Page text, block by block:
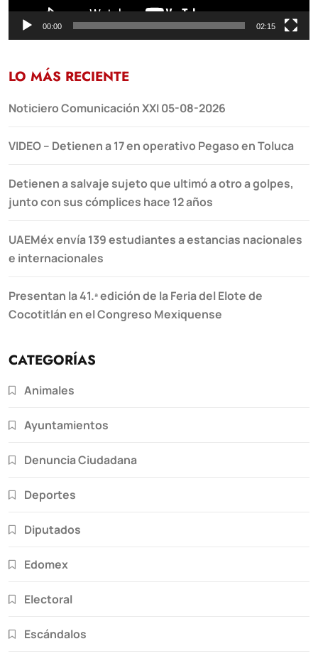
00:00 02:15
LO MÁS RECIENTE
Noticiero Comunicación XXI 05-08-2026
VIDEO – Detienen a 17 en operativo Pegaso en Toluca
Detienen a salvaje sujeto que ultimó a otro a golpes,
junto con sus cómplices hace 12 años
UAEMéx envía 139 estudiantes a estancias nacionales
e internacionales
Presentan la 41.ª edición de la Feria del Elote de
Cocotitlán en el Congreso Mexiquense
CATEGORÍAS
Animales
Ayuntamientos
Denuncia Ciudadana
Deportes
Diputados
Edomex
Electoral
Escándalos